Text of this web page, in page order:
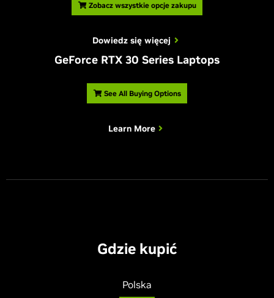
Zobacz wszystkie opcje zakupu
Dowiedz się więcej
GeForce RTX 30 Series Laptops
See All Buying Options
Learn More
Gdzie kupić
Polska